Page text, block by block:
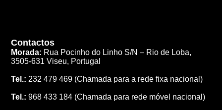
Contactos
Morada: Rua Pocinho do Linho S/N – Rio de Loba,
3505-631 Viseu, Portugal
Tel.: 232 479 469 (Chamada para a rede fixa nacional)
Tel.: 968 433 184 (Chamada para rede móvel nacional)